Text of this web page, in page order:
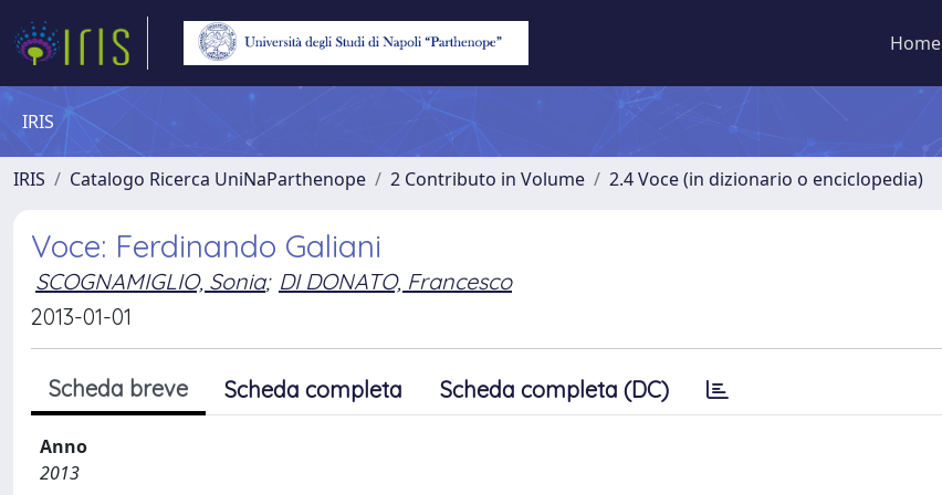
Home
IRIS
IRIS Catalogo Ricerca UniNaParthenope 2 Contributo in Volume 2.4 Voce (in dizionario o enciclopedia)
Voce: Ferdinando Galiani
SCOGNAMIGLIO, Sonia; DI DONATO, Francesco
2013-01-01
Scheda breve Scheda completa Scheda completa (DC)
Anno
2013